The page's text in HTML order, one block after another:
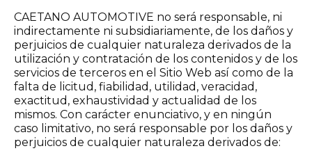
CAETANO AUTOMOTIVE no será responsable, ni
indirectamente ni subsidiariamente, de los daños y
perjuicios de cualquier naturaleza derivados de la
utilización y contratación de los contenidos y de los
servicios de terceros en el Sitio Web así como de la
falta de licitud, fiabilidad, utilidad, veracidad,
exactitud, exhaustividad y actualidad de los
mismos. Con carácter enunciativo, y en ningún
caso limitativo, no será responsable por los daños y
perjuicios de cualquier naturaleza derivados de: